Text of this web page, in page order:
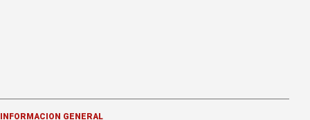
INFORMACION GENERAL